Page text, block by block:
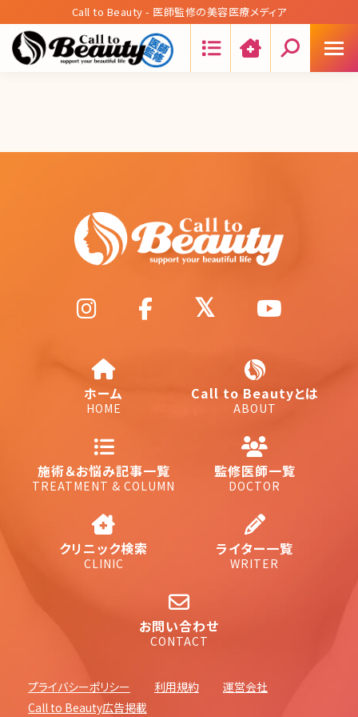
Call to Beauty - 医師監修の美容医療メディア
ホーム
HOME
Call to Beautyとは
ABOUT
施術＆お悩み記事一覧
TREATMENT & COLUMN
監修医師一覧
DOCTOR
クリニック検索
CLINIC
ライター一覧
WRITER
お問い合わせ
CONTACT
プライバシーポリシー 利用規約
運営会社
Call to Beauty広告掲載